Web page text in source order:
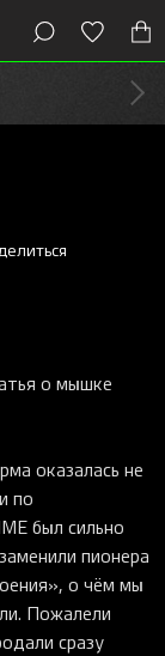
Россия
о мышке
оказалась не
по
был сильно
пионера
о чём мы
Пожалели
сразу